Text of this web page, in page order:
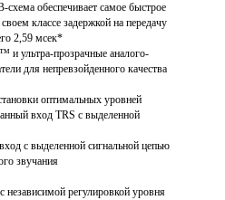
схема обеспечивает самое быстрое
классе задержкой на передачу
2,59 мсек*
и ультра-прозрачные аналого-
для непревзойденного качества
оптимальных уровней
вход TRS с выделенной
с выделенной сигнальной цепью
звучания
регулировкой уровня